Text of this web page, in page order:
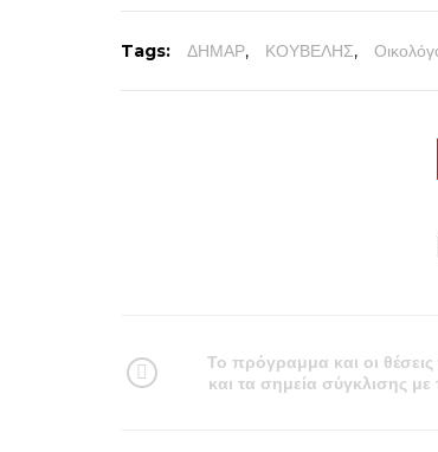
Tags: ΔΗΜΑΡ, ΚΟΥΒΕΛΗΣ,
Το πρόγραμμα και οι
και τα σημεία σύγκλισης